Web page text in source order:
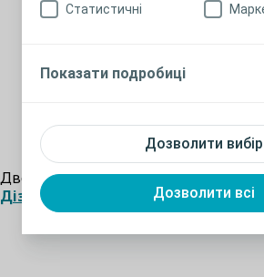
Дозволити вибір
Дозволити всі
Статистичні
Показати подробиці
повернути в потрібне
Мішок може видалятися з
спіралевидної структури, що
замінювати його частіше,
пластину.
Двокомпонентний уростомний
(Алтерна) наявний із пластиною
носіння та тривалого носіння, із
Дізнатися більше